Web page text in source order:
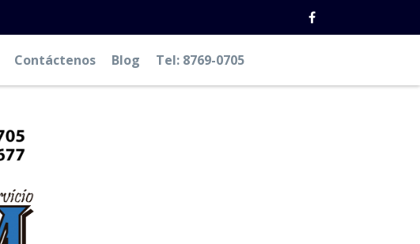
Contáctenos Blog Tel: 8769-0705